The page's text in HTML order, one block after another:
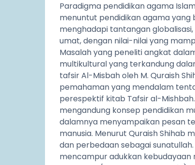
Paradigma pendidikan agama
menuntut pendidikan agama
menghadapi tantangan
umat, dengan nilai-nilai yang
Masalah yang peneliti angkat
multikultural yang terkandung
tafsir Al-Misbah oleh M. Quraish
pemahaman yang mendalam
perespektif kitab Tafsir al-
mengandung konsep pendidikan
dalamnya menyampaikan pesan
manusia. Menurut Quraish Shihab
dan perbedaan sebagai
mencampur adukkan kebudayaan